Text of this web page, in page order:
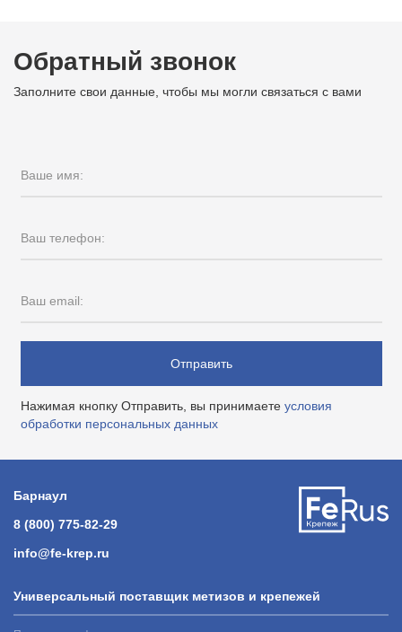
Обратный звонок
Заполните свои данные, чтобы мы могли связаться с вами
Ваше имя:
Ваш телефон:
Ваш email:
Отправить
Нажимая кнопку Отправить, вы принимаете условия
обработки персональных данных
Барнаул
8 (800) 775-82-29
info@fe-krep.ru
Универсальный поставщик метизов и крепежей